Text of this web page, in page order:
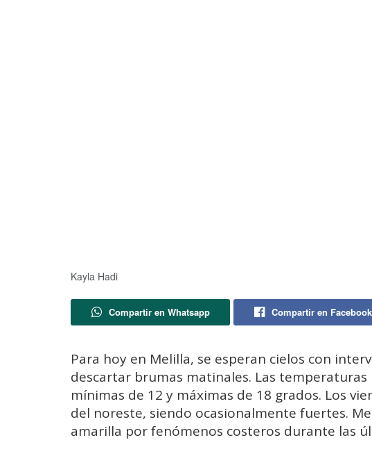
Kayla Hadi
Compartir en Whatsapp Compartir en Facebook
Para hoy en Melilla, se esperan cielos con
descartar brumas matinales. Las
mínimas de 12 y máximas de 18 grados. Los
del noreste, siendo ocasionalmente fuertes.
amarilla por fenómenos costeros durante las